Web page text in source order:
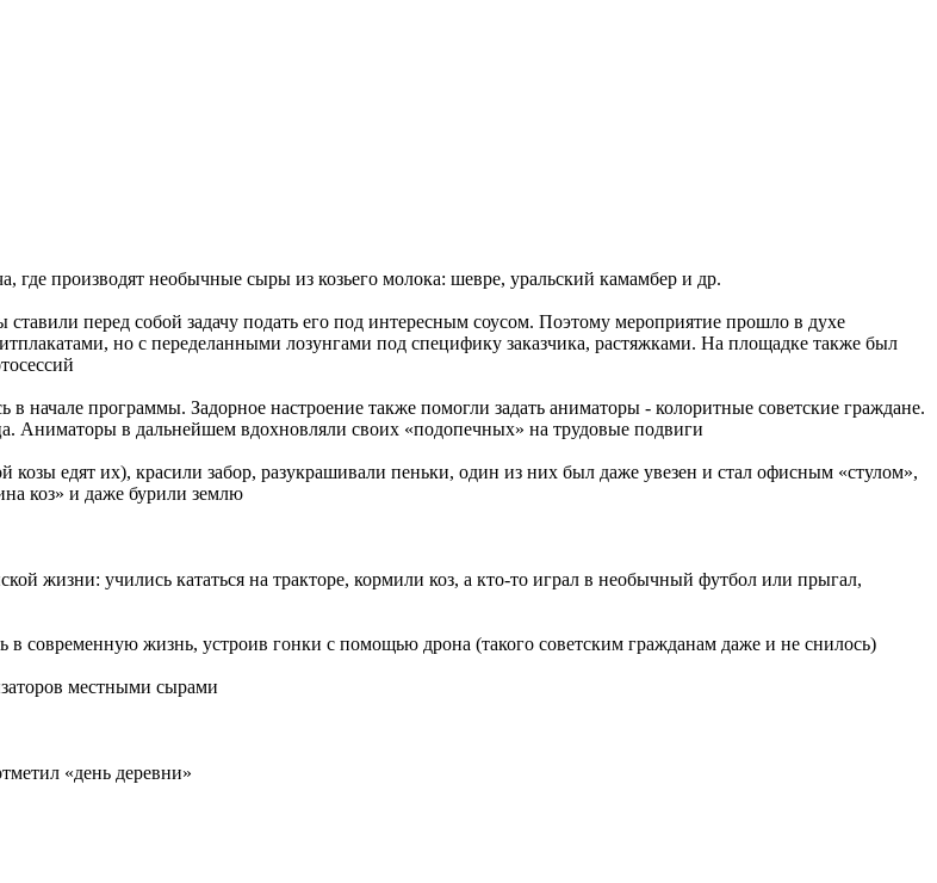
где производят необычные сыры из козьего молока: шевре, уральский камамбер и др.
перед собой задачу подать его под интересным соусом. Поэтому мероприятие прошло в духе
но с переделанными лозунгами под специфику заказчика, растяжками. На площадке также был
начале программы. Задорное настроение также помогли задать аниматоры - колоритные советские граждане.
Аниматоры в дальнейшем вдохновляли своих «подопечных» на трудовые подвиги
козы едят их), красили забор, разукрашивали пеньки, один из них был даже увезен и стал офисным «стулом»,
коз» и даже бурили землю
жизни: учились кататься на тракторе, кормили коз, а кто-то играл в необычный футбол или прыгал,
современную жизнь, устроив гонки с помощью дрона (такого советским гражданам даже и не снилось)
местными сырами
«день деревни»